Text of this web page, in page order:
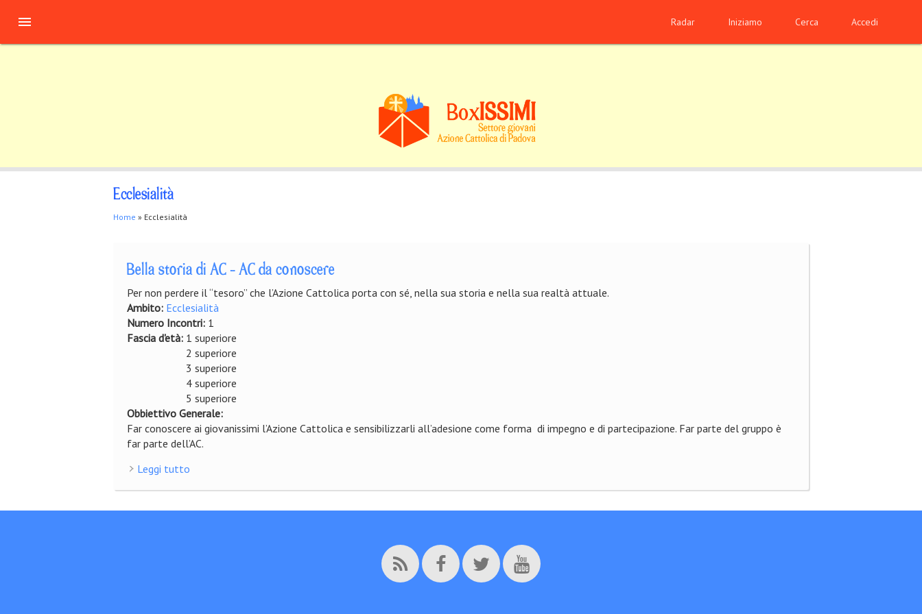
 Radar Iniziamo Cerca Accedi
Ecclesialità
Tu sei qui
Home » Ecclesialità
Bella storia di AC - AC da conoscere
Per non perdere il “tesoro” che l’Azione Cattolica porta con sé, nella sua storia e nella sua realtà attuale.
Ambito: Ecclesialità
Numero Incontri: 1
Fascia d'età: 1 superiore
2 superiore
3 superiore
4 superiore
5 superiore
Obbiettivo Generale:
Far conoscere ai giovanissimi l’Azione Cattolica e sensibilizzarli all’adesione come forma di impegno e di partecipazione. Far parte del gruppo è
far parte dell’AC.
Leggi tutto